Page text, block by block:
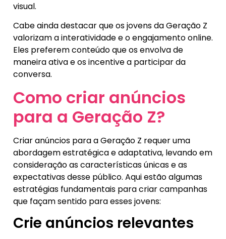
visual.
Cabe ainda destacar que os jovens da Geração Z
valorizam a interatividade e o engajamento online.
Eles preferem conteúdo que os envolva de
maneira ativa e os incentive a participar da
conversa.
Como criar anúncios
para a Geração Z?
Criar anúncios para a Geração Z requer uma
abordagem estratégica e adaptativa, levando em
consideração as características únicas e as
expectativas desse público. Aqui estão algumas
estratégias fundamentais para criar campanhas
que façam sentido para esses jovens:
Crie anúncios relevantes